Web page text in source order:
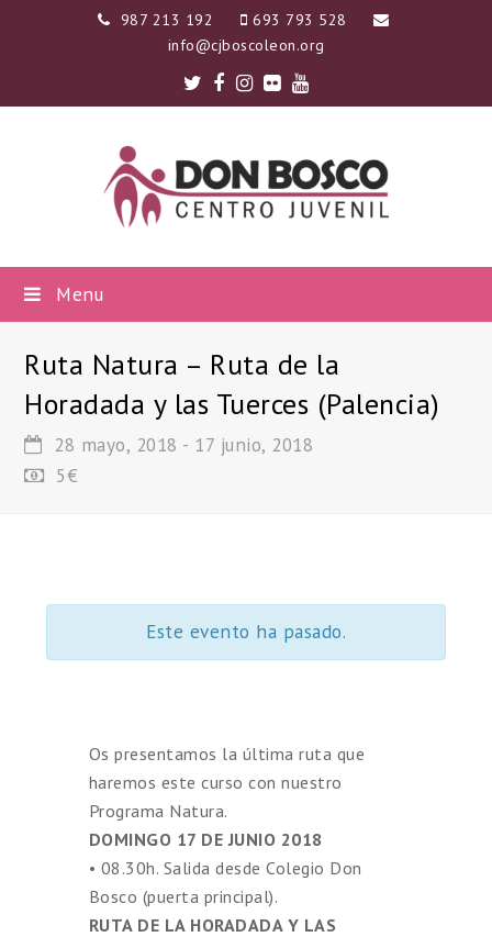
987 213 192
693 793 528
info@cjboscoleon.org
Twitter
Facebook
Instagram
FlickrYoutube
Menu
Ruta Natura – Ruta de la
Horadada y las Tuerces (Palencia)
28 mayo, 2018 - 17 junio, 2018
5€
Este evento ha pasado.
Os presentamos la última ruta que
haremos este curso con nuestro
Programa Natura.
DOMINGO 17 DE JUNIO 2018
• 08.30h. Salida desde Colegio Don
Bosco (puerta principal).
RUTA DE LA HORADADA Y LAS